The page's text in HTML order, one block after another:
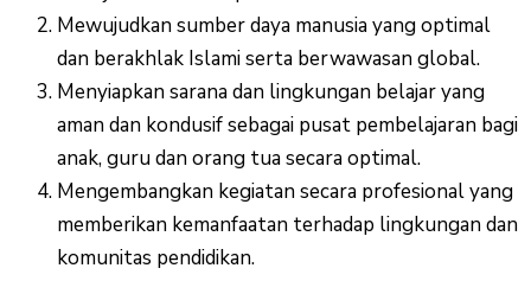
Mewujudkan sumber daya manusia yang optimal
dan berakhlak Islami serta berwawasan global.
Menyiapkan sarana dan lingkungan belajar yang
aman dan kondusif sebagai pusat pembelajaran bagi
anak, guru dan orang tua secara optimal.
Mengembangkan kegiatan secara profesional yang
memberikan kemanfaatan terhadap lingkungan dan
komunitas pendidikan.